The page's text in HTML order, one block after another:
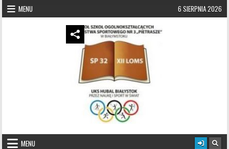
Skip to content
MENU 6 SIERPNIA 2026
UKS Hubal Białystok
MENU